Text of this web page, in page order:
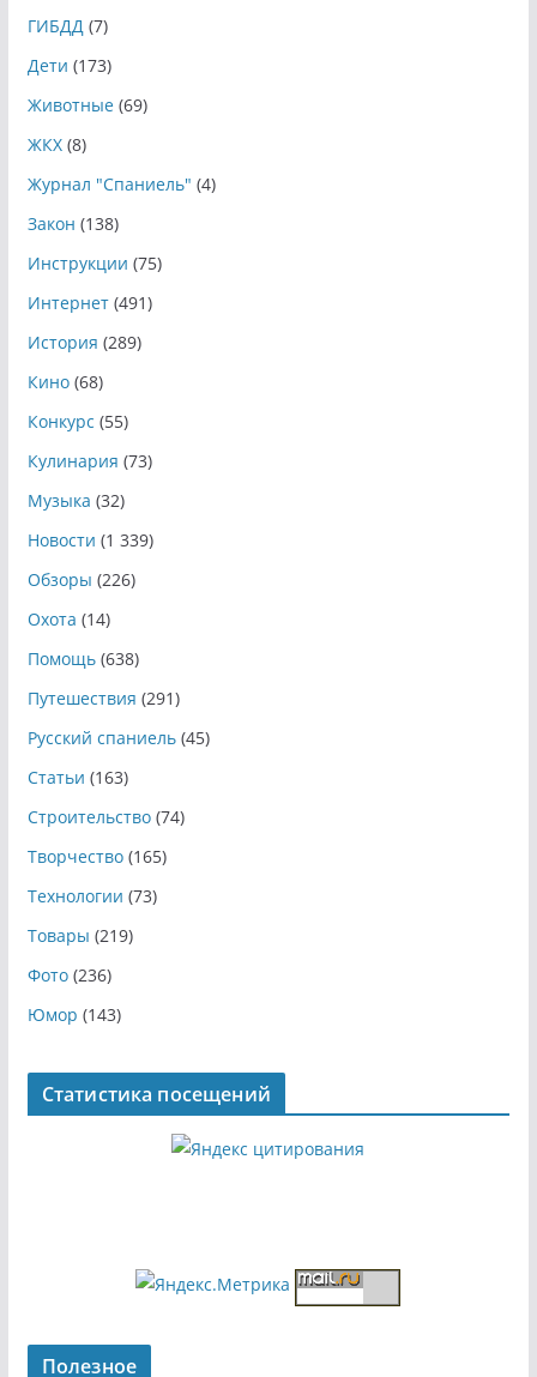
ГИБДД(7)
Дети (173)
Животные(69)
ЖКХ(8)
Журнал "Спаниель" (4)
Закон (138)
Инструкции (75)
Интернет(491)
История (289)
Кино(68)
Конкурс (55)
Кулинария (73)
Музыка (32)
Новости (1 339)
Обзоры (226)
Охота (14)
Помощь(638)
Путешествия (291)
Русский спаниель(45)
Статьи (163)
Строительство(74)
Творчество(165)
Технологии (73)
Товары (219)
Фото(236)
Юмор (143)
Статистика посещений
Полезное